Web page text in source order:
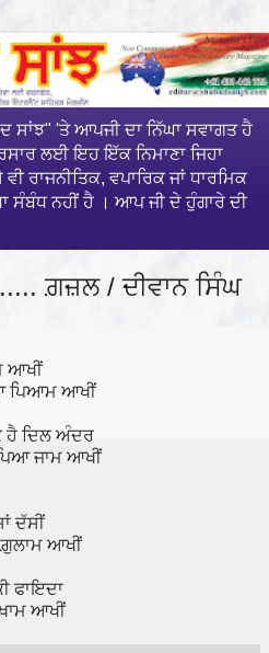
ਸਾਂਝ" 'ਤੇ ਆਪਜੀ ਦਾ ਨਿੱਘਾ ਸਵਾਗਤ ਹੈ
ਲਈ ਇਹ ਇੱਕ ਨਿਮਾਣਾ ਜਿਹਾ
ਰਾਜਨੀਤਿਕ, ਵਪਾਰਿਕ ਜਾਂ ਧਾਰਮਿਕ
ਸੰਬੰਧ ਨਹੀਂ ਹੈ । ਆਪ ਜੀ ਦੇ ਹੁੰਗਾਰੇ ਦੀ
ਗ਼ਜ਼ਲ / ਦੀਵਾਨ ਸਿੰਘ
ਆਖੀਂ
ਪਿਆਮ ਆਖੀਂ
ਹੈ ਦਿਲ ਅੰਦਰ
ਜਾਮ ਆਖੀਂ
ਦੱਸੀਂ
ਗ਼ੁਲਾਮ ਆਖੀਂ
ਫਾਇਦਾ
ਆਖੀਂ